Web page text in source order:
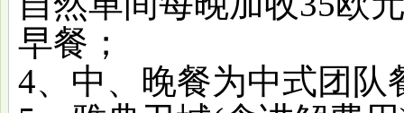
早餐；
4、中、晚餐为中式团